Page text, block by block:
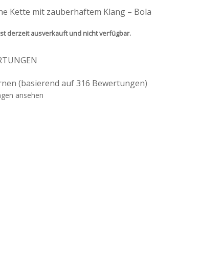
Kette mit zauberhaftem Klang – Bola
derzeit ausverkauft und nicht verfügbar.
(basierend auf 316 Bewertungen)
ansehen